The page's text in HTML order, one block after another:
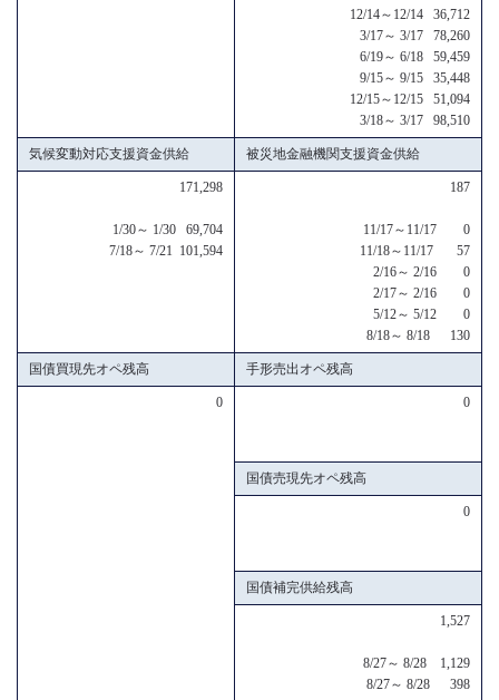
12/14～12/14 36,712
3/17～ 3/17 78,260
6/19～ 6/18 59,459
9/15～ 9/15 35,448
12/15～12/15 51,094
3/18～ 3/17 98,510
気候変動対応支援資金供給 被災地金融機関支援資金供給
171,298
1/30～ 1/30 69,704
7/18～ 7/21 101,594
187
11/17～11/17 0
11/18～11/17 57
2/16～ 2/16 0
2/17～ 2/16 0
5/12～ 5/12 0
8/18～ 8/18 130
国債買現先オペ残高 手形売出オペ残高
0 0
国債売現先オペ残高
0
国債補完供給残高
1,527
8/27～ 8/28 1,129
8/27～ 8/28 398